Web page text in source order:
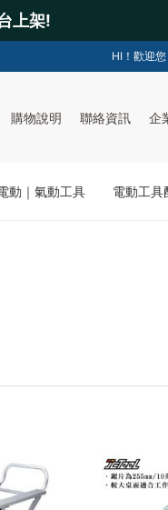
上架!
HI！歡迎您
購物說明 聯絡資訊 企
動｜氣動工具 電動工具